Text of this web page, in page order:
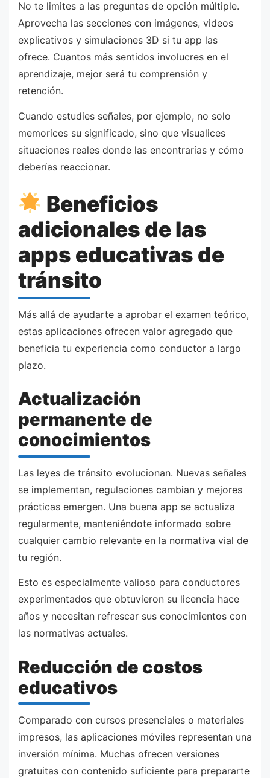
No te limites a las preguntas de opción múltiple.
Aprovecha las secciones con imágenes, videos
explicativos y simulaciones 3D si tu app las
ofrece. Cuantos más sentidos involucres en el
aprendizaje, mejor será tu comprensión y
retención.
Cuando estudies señales, por ejemplo, no solo
memorices su significado, sino que visualices
situaciones reales donde las encontrarías y cómo
deberías reaccionar.
Beneficios
adicionales de las
apps educativas de
tránsito
Más allá de ayudarte a aprobar el examen teórico,
estas aplicaciones ofrecen valor agregado que
beneficia tu experiencia como conductor a largo
plazo.
Actualización
permanente de
conocimientos
Las leyes de tránsito evolucionan. Nuevas señales
se implementan, regulaciones cambian y mejores
prácticas emergen. Una buena app se actualiza
regularmente, manteniéndote informado sobre
cualquier cambio relevante en la normativa vial de
tu región.
Esto es especialmente valioso para conductores
experimentados que obtuvieron su licencia hace
años y necesitan refrescar sus conocimientos con
las normativas actuales.
Reducción de costos
educativos
Comparado con cursos presenciales o materiales
impresos, las aplicaciones móviles representan una
inversión mínima. Muchas ofrecen versiones
gratuitas con contenido suficiente para prepararte